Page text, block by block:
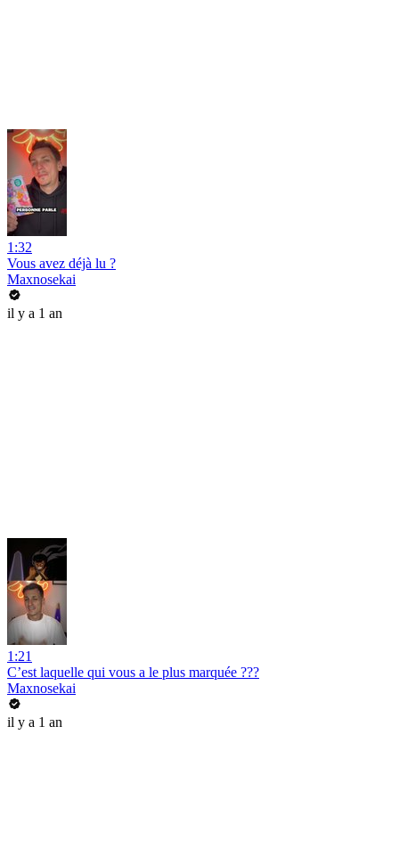
1:32
Vous avez déjà lu ?
Maxnosekai
il y a 1 an
1:21
C’est laquelle qui vous a le plus marquée ???
Maxnosekai
il y a 1 an